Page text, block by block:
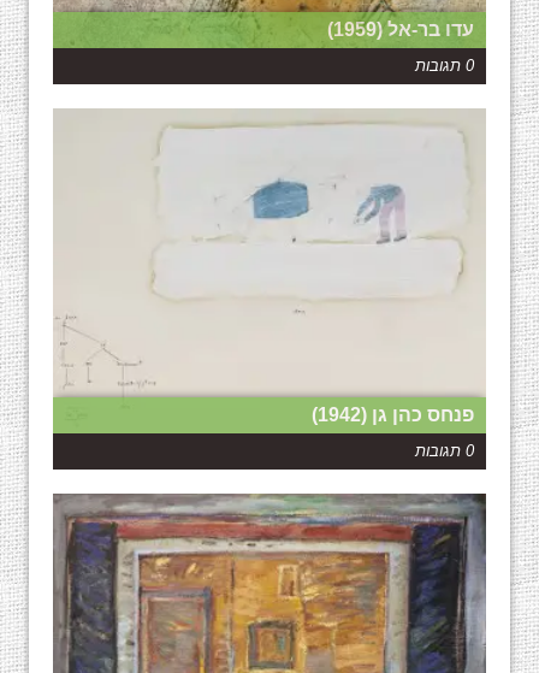
עדו בר-אל (1959)
0 תגובות
פנחס כהן גן (1942)
0 תגובות